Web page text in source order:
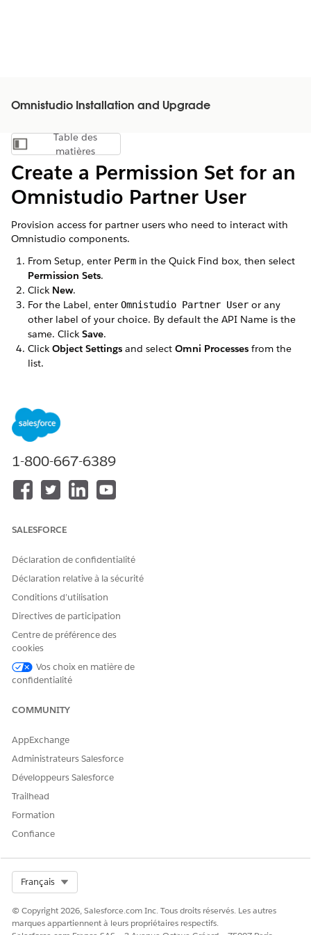
Omnistudio Installation and Upgrade
Afficher la table des matières
Table des
matières
Create a Permission Set for an
Omnistudio Partner User
Provision access for partner users who need to interact with
Omnistudio components.
From Setup, enter Perm in the Quick Find box, then select
Permission Sets.
Click New.
For the Label, enter Omnistudio Partner User or any
other label of your choice. By default the API Name is the
same. Click Save.
Click Object Settings and select Omni Processes from the
list.
Save your changes.
Repeat these steps for the following objects:
Omni Process Compilations
Omniscript Saved Sessions
CET ARTICLE A-T-IL RÉSOLU VOTRE PROBLÈME ?
Oui
1-800-667-6389
SALESFORCE
Déclaration de confidentialité
Déclaration relative à la sécurité
Conditions d’utilisation
Directives de participation
Centre de préférence des
cookies
Vos choix en matière de
confidentialité
COMMUNITY
AppExchange
Administrateurs Salesforce
Développeurs Salesforce
Trailhead
Formation
Confiance
Français
© Copyright 2026, Salesforce.com Inc. Tous droits réservés. Les autres
marques appartiennent à leurs propriétaires respectifs.